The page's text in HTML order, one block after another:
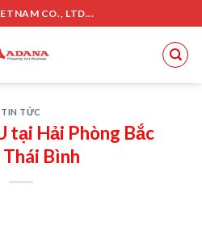
CO., LTD...
TIN TỨC
tại Hải Phòng Bắc
Thái Bình